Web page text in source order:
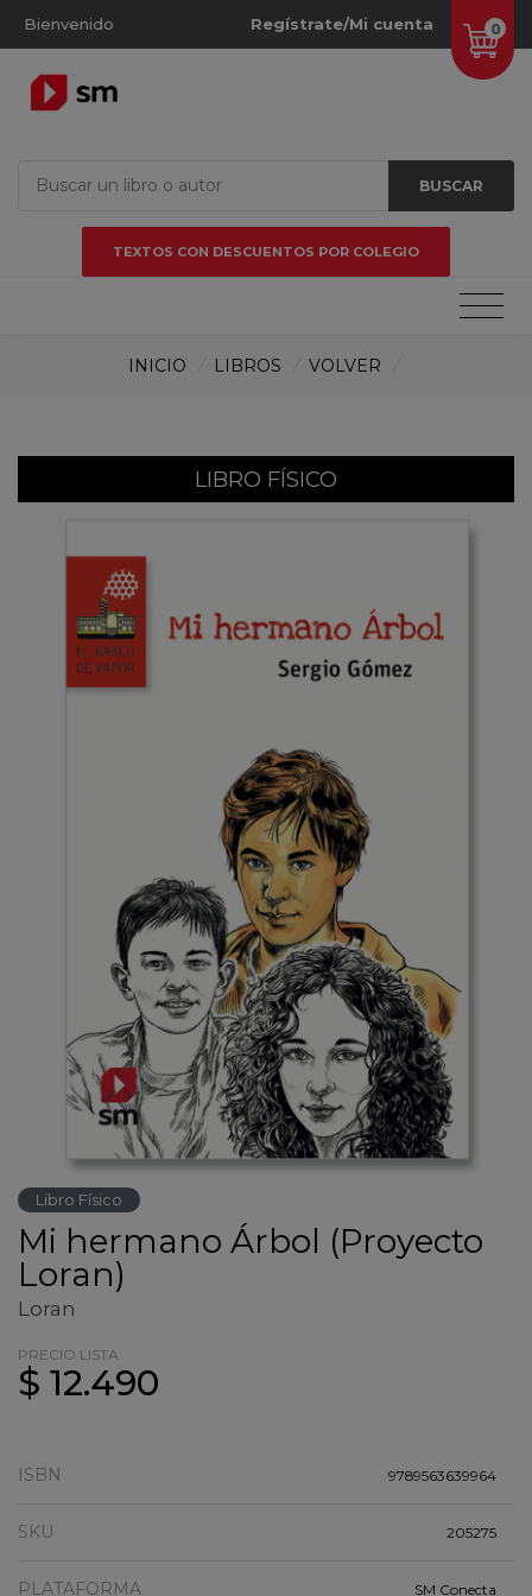
Bienvenido 0
Regístrate/Mi cuenta
BUSCAR
TEXTOS CON DESCUENTOS POR COLEGIO
INICIO LIBROS VOLVER
LIBRO FÍSICO
Libro Físico
Mi hermano Árbol (Proyecto
Loran)
Loran
PRECIO LISTA
$ 12.490
ISBN 9789563639964
SKU 205275
PLATAFORMA SM Conecta